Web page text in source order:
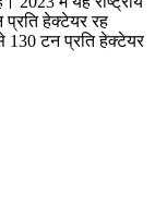
हेक्टेयर रह
130 टन प्रति हेक्टेयर